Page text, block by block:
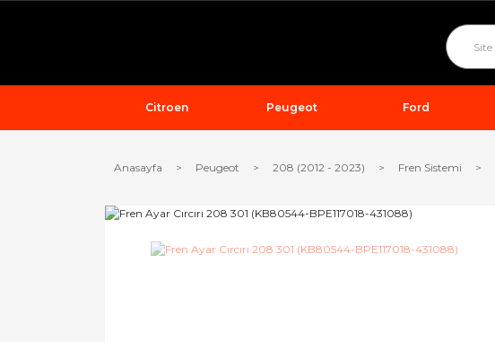
Citroen Peugeot Ford
Anasayfa Peugeot 208 (2012 - 2023) Fren Sistemi